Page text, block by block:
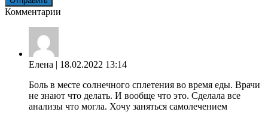
Комментарии
Елена | 18.02.2022 13:14
Боль в месте солнечного сплетения во время еды. Врачи
не знают что делать. И вообще что это. Сделала все
анализы что могла. Хочу заняться самолечением